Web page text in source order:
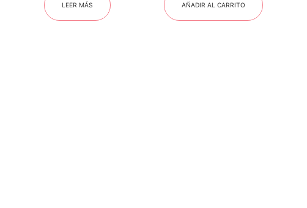
LEER MÁS AÑADIR AL CARRITO